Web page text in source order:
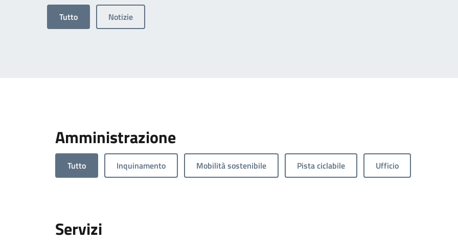
Tutto Notizie
Amministrazione
Tutto Inquinamento Mobilità sostenibile Pista ciclabile Ufficio
Servizi